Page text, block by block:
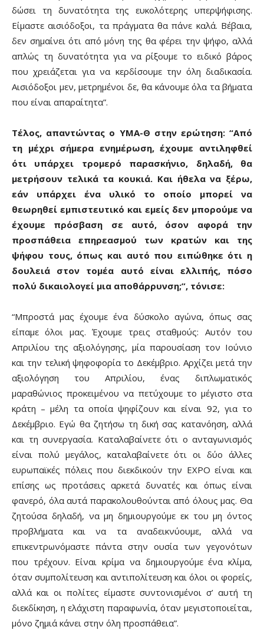
δώσει τη δυνατότητα της ευκολότερης υπερψήφισης.
Είμαστε αισιόδοξοι, τα πράγματα θα πάνε καλά. Βέβαια,
δεν σημαίνει ότι από μόνη της θα φέρει την ψήφο, αλλά
απλώς τη δυνατότητα για να ρίξουμε το ειδικό βάρος
που χρειάζεται για να κερδίσουμε την όλη διαδικασία.
Αισιόδοξοι μεν, μετρημένοι δε, θα κάνουμε όλα τα βήματα
που είναι απαραίτητα”.
Τέλος, απαντώντας ο ΥΜΑ-Θ στην ερώτηση: “Από
τη μέχρι σήμερα ενημέρωση, έχουμε αντιληφθεί
ότι υπάρχει τρομερό παρασκήνιο, δηλαδή, θα
μετρήσουν τελικά τα κουκιά. Και ήθελα να ξέρω,
εάν υπάρχει ένα υλικό το οποίο μπορεί να
θεωρηθεί εμπιστευτικό και εμείς δεν μπορούμε να
έχουμε πρόσβαση σε αυτό, όσον αφορά την
προσπάθεια επηρεασμού των κρατών και της
ψήφου τους, όπως και αυτό που ειπώθηκε ότι η
δουλειά στον τομέα αυτό είναι ελλιπής, πόσο
πολύ δικαιολογεί μια αποθάρρυνση;”, τόνισε:
“Μπροστά μας έχουμε ένα δύσκολο αγώνα, όπως σας
είπαμε όλοι μας. Έχουμε τρεις σταθμούς: Αυτόν του
Απριλίου της αξιολόγησης, μία παρουσίαση τον Ιούνιο
και την τελική ψηφοφορία το Δεκέμβριο. Αρχίζει μετά την
αξιολόγηση του Απριλίου, ένας διπλωματικός
μαραθώνιος προκειμένου να πετύχουμε το μέγιστο στα
κράτη – μέλη τα οποία ψηφίζουν και είναι 92, για το
Δεκέμβριο. Εγώ θα ζητήσω τη δική σας κατανόηση, αλλά
και τη συνεργασία. Καταλαβαίνετε ότι ο ανταγωνισμός
είναι πολύ μεγάλος, καταλαβαίνετε ότι οι δύο άλλες
ευρωπαϊκές πόλεις που διεκδικούν την ΕΧΡΟ είναι και
επίσης ως προτάσεις αρκετά δυνατές και όπως είναι
φανερό, όλα αυτά παρακολουθούνται από όλους μας. Θα
ζητούσα δηλαδή, να μη δημιουργούμε εκ του μη όντος
προβλήματα και να τα αναδεικνύουμε, αλλά να
επικεντρωνόμαστε πάντα στην ουσία των γεγονότων
που τρέχουν. Είναι κρίμα να δημιουργούμε ένα κλίμα,
όταν συμπολίτευση και αντιπολίτευση και όλοι οι φορείς,
αλλά και οι πολίτες είμαστε συντονισμένοι σ’ αυτή τη
διεκδίκηση, η ελάχιστη παραφωνία, όταν μεγιστοποιείται,
μόνο ζημιά κάνει στην όλη προσπάθεια”.